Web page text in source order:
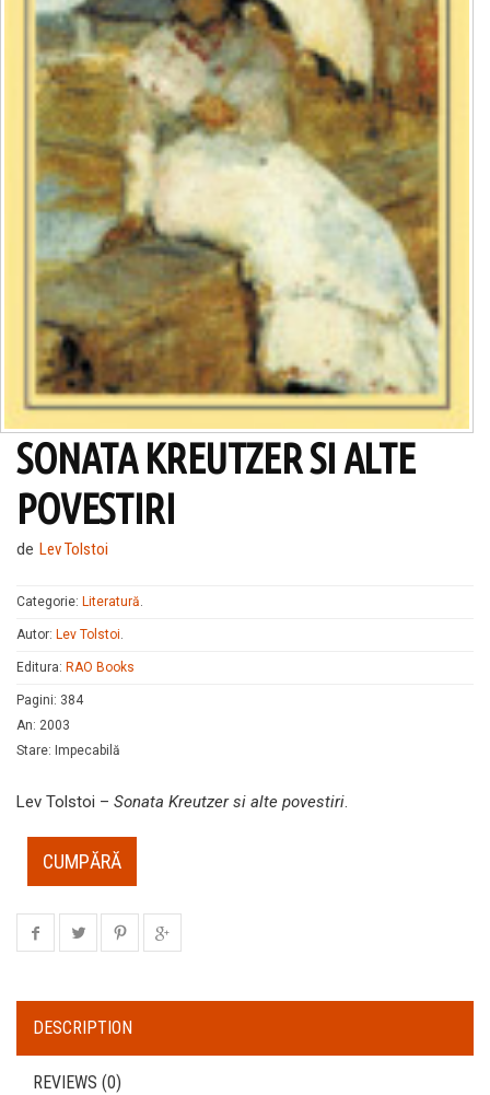
SONATA KREUTZER SI ALTE
POVESTIRI
de Lev Tolstoi
Categorie: Literatură.
Autor: Lev Tolstoi.
Editura: RAO Books
Pagini: 384
An: 2003
Stare: Impecabilă
Lev Tolstoi – Sonata Kreutzer si alte povestiri.
CUMPĂRĂ
DESCRIPTION
REVIEWS (0)